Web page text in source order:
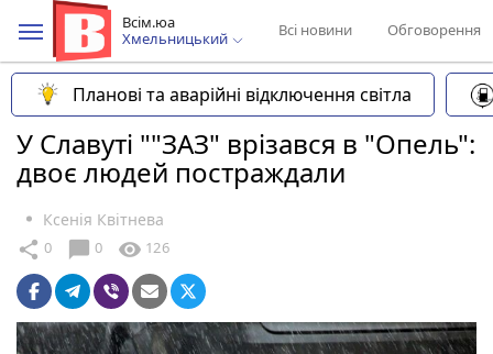
Всім.юа
Хмельницький
Всі новини Обговорення
Планові та аварійні відключення світла
У Славуті ""ЗАЗ" врізався в "Опель":
двоє людей постраждали
Ксенія Квітнева
share 0 chat_bubble 0 visibility 126